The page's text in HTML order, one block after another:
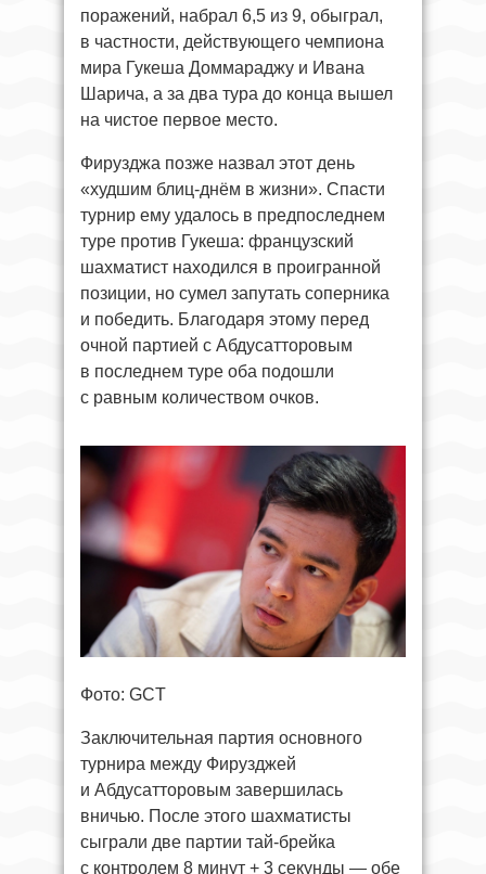
поражений, набрал 6,5 из 9, обыграл,
в частности, действующего чемпиона
мира Гукеша Доммараджу и Ивана
Шарича, а за два тура до конца вышел
на чистое первое место.
Фирузджа позже назвал этот день
«худшим блиц-днём в жизни». Спасти
турнир ему удалось в предпоследнем
туре против Гукеша: французский
шахматист находился в проигранной
позиции, но сумел запутать соперника
и победить. Благодаря этому перед
очной партией с Абдусатторовым
в последнем туре оба подошли
с равным количеством очков.
Фото: GCT
Заключительная партия основного
турнира между Фирузджей
и Абдусатторовым завершилась
вничью. После этого шахматисты
сыграли две партии тай-брейка
с контролем 8 минут + 3 секунды — обе